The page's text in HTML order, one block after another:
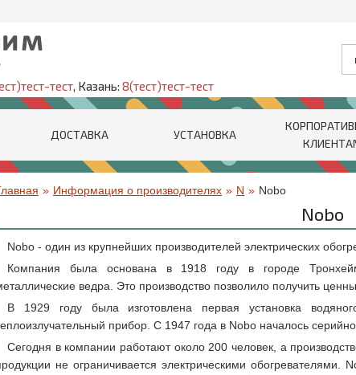
тест, Казань: 8(тест)тест-тест
ДОСТАВКА УСТАНОВКА
» Информация о производителях » N » Nobo
Nobo
Nobo - один из крупнейших производителей электрических
Компания была основана в 1918 году в городе
ведра. Это производство позволило получить
В 1929 году была изготовлена первая установка
прибор. С 1947 года в Nobo началось
Сегодня в компании работают около 200 человек, а
не ограничивается электрическими обогревателями.